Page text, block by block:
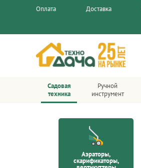
Оплата Доставка
Садовая
техника
Ручной
инструмент
Аэраторы,
скарификаторы,